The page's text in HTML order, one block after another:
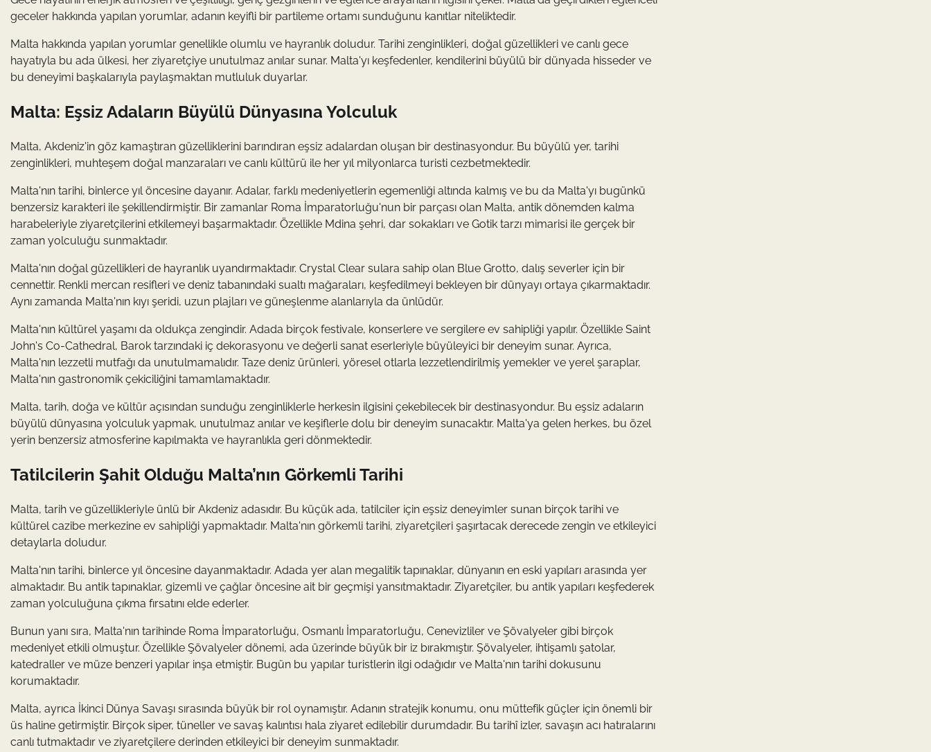
geceler hakkında yapılan yorumlar, adanın keyifli bir partileme ortamı sunduğunu kanıtlar niteliktedir.
Malta hakkında yapılan yorumlar genellikle olumlu ve hayranlık doludur. Tarihi zenginlikleri, doğal güzellikleri ve canlı gece
hayatıyla bu ada ülkesi, her ziyaretçiye unutulmaz anılar sunar. Malta'yı keşfedenler, kendilerini büyülü bir dünyada hisseder ve
bu deneyimi başkalarıyla paylaşmaktan mutluluk duyarlar.
Malta: Eşsiz Adaların Büyülü Dünyasına Yolculuk
Malta, Akdeniz'in göz kamaştıran güzelliklerini barındıran eşsiz adalardan oluşan bir destinasyondur. Bu büyülü yer, tarihi
zenginlikleri, muhteşem doğal manzaraları ve canlı kültürü ile her yıl milyonlarca turisti cezbetmektedir.
Malta'nın tarihi, binlerce yıl öncesine dayanır. Adalar, farklı medeniyetlerin egemenliği altında kalmış ve bu da Malta'yı bugünkü
benzersiz karakteri ile şekillendirmiştir. Bir zamanlar Roma İmparatorluğu'nun bir parçası olan Malta, antik dönemden kalma
harabeleriyle ziyaretçilerini etkilemeyi başarmaktadır. Özellikle Mdina şehri, dar sokakları ve Gotik tarzı mimarisi ile gerçek bir
zaman yolculuğu sunmaktadır.
Malta'nın doğal güzellikleri de hayranlık uyandırmaktadır. Crystal Clear sulara sahip olan Blue Grotto, dalış severler için bir
cennettir. Renkli mercan resifleri ve deniz tabanındaki sualtı mağaraları, keşfedilmeyi bekleyen bir dünyayı ortaya çıkarmaktadır.
Aynı zamanda Malta'nın kıyı şeridi, uzun plajları ve güneşlenme alanlarıyla da ünlüdür.
Malta'nın kültürel yaşamı da oldukça zengindir. Adada birçok festivale, konserlere ve sergilere ev sahipliği yapılır. Özellikle Saint
John's Co-Cathedral, Barok tarzındaki iç dekorasyonu ve değerli sanat eserleriyle büyüleyici bir deneyim sunar. Ayrıca,
Malta'nın lezzetli mutfağı da unutulmamalıdır. Taze deniz ürünleri, yöresel otlarla lezzetlendirilmiş yemekler ve yerel şaraplar,
Malta'nın gastronomik çekiciliğini tamamlamaktadır.
Malta, tarih, doğa ve kültür açısından sunduğu zenginliklerle herkesin ilgisini çekebilecek bir destinasyondur. Bu eşsiz adaların
büyülü dünyasına yolculuk yapmak, unutulmaz anılar ve keşiflerle dolu bir deneyim sunacaktır. Malta'ya gelen herkes, bu özel
yerin benzersiz atmosferine kapılmakta ve hayranlıkla geri dönmektedir.
Tatilcilerin Şahit Olduğu Malta’nın Görkemli Tarihi
Malta, tarih ve güzellikleriyle ünlü bir Akdeniz adasıdır. Bu küçük ada, tatilciler için eşsiz deneyimler sunan birçok tarihi ve
kültürel cazibe merkezine ev sahipliği yapmaktadır. Malta'nın görkemli tarihi, ziyaretçileri şaşırtacak derecede zengin ve etkileyici
detaylarla doludur.
Malta'nın tarihi, binlerce yıl öncesine dayanmaktadır. Adada yer alan megalitik tapınaklar, dünyanın en eski yapıları arasında yer
almaktadır. Bu antik tapınaklar, gizemli ve çağlar öncesine ait bir geçmişi yansıtmaktadır. Ziyaretçiler, bu antik yapıları keşfederek
zaman yolculuğuna çıkma fırsatını elde ederler.
Bunun yanı sıra, Malta'nın tarihinde Roma İmparatorluğu, Osmanlı İmparatorluğu, Cenevizliler ve Şövalyeler gibi birçok
medeniyet etkili olmuştur. Özellikle Şövalyeler dönemi, ada üzerinde büyük bir iz bırakmıştır. Şövalyeler, ihtişamlı şatolar,
katedraller ve müze benzeri yapılar inşa etmiştir. Bugün bu yapılar turistlerin ilgi odağıdır ve Malta'nın tarihi dokusunu
korumaktadır.
Malta, ayrıca İkinci Dünya Savaşı sırasında büyük bir rol oynamıştır. Adanın stratejik konumu, onu müttefik güçler için önemli bir
üs haline getirmiştir. Birçok siper, tüneller ve savaş kalıntısı hala ziyaret edilebilir durumdadır. Bu tarihî izler, savaşın acı hatıralarını
canlı tutmaktadır ve ziyaretçilere derinden etkileyici bir deneyim sunmaktadır.